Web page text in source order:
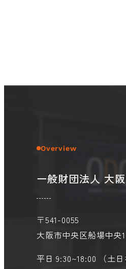
Overview
一般財団法人 大
〒541-0055
大阪市中央区船場中央
平日 9:30~18:00 （土